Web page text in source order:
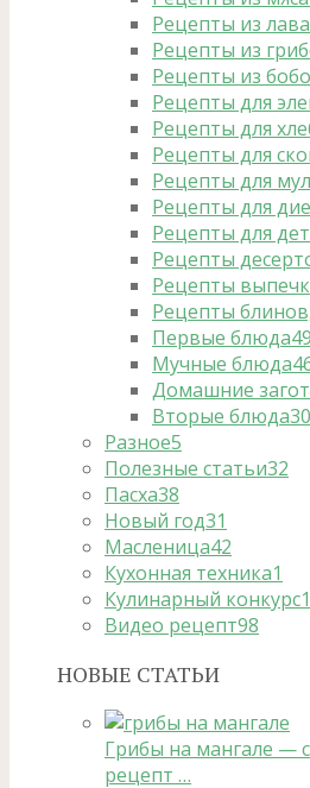
Рецепты из
Рецепты из
Рецепты из
Рецепты для
Рецепты для
Рецепты для
Рецепты для
Рецепты для
Рецепты для
Рецепты
Рецепты
Рецепты
Первые блюда49
Мучные блюда
Домашние
Вторые блюда
Разное5
Полезные статьи32
Пасха38
Новый год31
Масленица42
Кухонная техника1
Кулинарный конкурс
Видео рецепт98
НОВЫЕ СТАТЬИ
Грибы на мангале —
рецепт …